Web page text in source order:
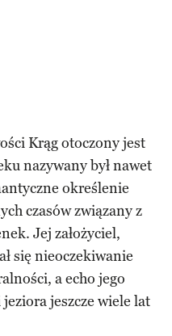
Krąg otoczony jest
nazywany był nawet
określenie
czasów związany z
Jej założyciel,
się nieoczekiwanie
a echo jego
jeszcze wiele lat